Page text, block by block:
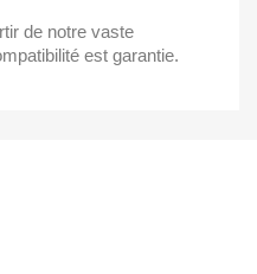
de notre vaste
est garantie.